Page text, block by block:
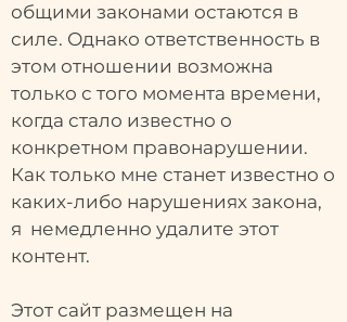
общими законами остаются в
силе. Однако ответственность в
этом отношении возможна
только с того момента времени,
когда стало известно о
конкретном правонарушении.
Как только мне станет известно о
каких-либо нарушениях закона,
я немедленно удалите этот
контент.
Этот сайт размещен на